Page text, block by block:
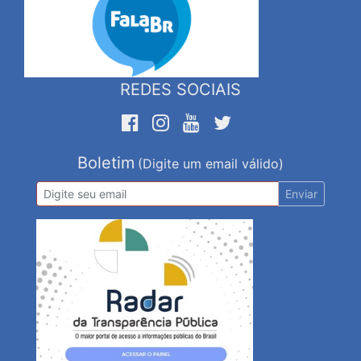
REDES SOCIAIS
Boletim (Digite um email válido)
Enviar